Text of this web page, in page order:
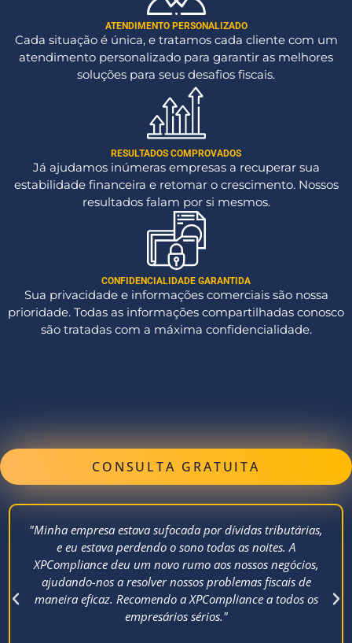
ATENDIMENTO PERSONALIZADO
Cada situação é única, e tratamos cada cliente com um
atendimento personalizado para garantir as melhores
soluções para seus desafios fiscais.
RESULTADOS COMPROVADOS
Já ajudamos inúmeras empresas a recuperar sua
estabilidade financeira e retomar o crescimento. Nossos
resultados falam por si mesmos.
CONFIDENCIALIDADE GARANTIDA
Sua privacidade e informações comerciais são nossa
prioridade. Todas as informações compartilhadas conosco
são tratadas com a máxima confidencialidade.
CONSULTA GRATUITA
"Minha empresa estava sufocada por dívidas tributárias,
e eu estava perdendo o sono todas as noites. A
XPCompliance deu um novo rumo aos nossos negócios,
ajudando-nos a resolver nossos problemas fiscais de
maneira eficaz. Recomendo a XPCompliance a todos os
empresários sérios."